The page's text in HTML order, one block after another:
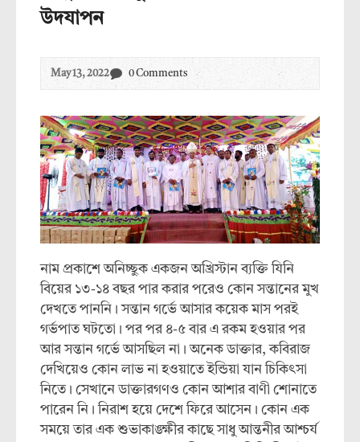
উদযাপন
May 13, 2022 0 Comments
নাম প্রকাশে অনিচ্ছুক একজন অখ্রিস্টান ব্যক্তি যিনি
বিয়ের ১৩-১৪ বছর পার করার পরেও কোন সন্তানের মুখ
দেখতে পাননি। সন্তান গর্ভে আসার কয়েক মাস পরই
গর্ভপাত ঘটতো। পর পর ৪-৫ বার এ রকম হওয়ার পর
আর সন্তান গর্ভে আসছিল না। অনেক ডাক্তার, কবিরাজ
দেখিয়েও কোন লাভ না হওয়াতে ইন্ডিয়া যান চিকিৎসা
নিতে। সেখানে ডাক্তারগণও কোন আশার বাণী শোনাতে
পারেন নি। নিরাশ হয়ে দেশে ফিরে আসেন। কোন এক
সময়ে তার এক শুভাকাঙ্ক্ষীর কাছে সাধু আন্তনীর আশ্চর্য